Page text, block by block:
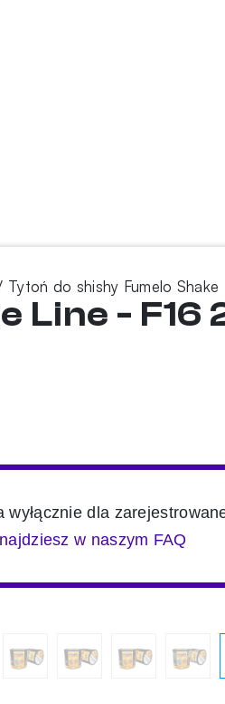
Tytoń do shishy Fumelo
Line - F16
dla
w naszym FAQ